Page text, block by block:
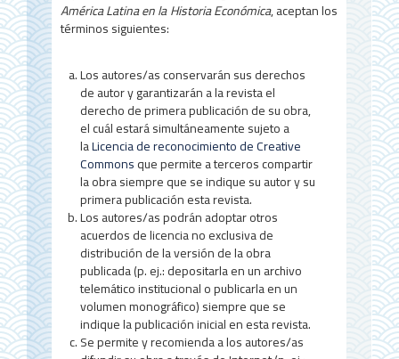
t
í
c
u
l
o
América Latina en la Historia Económica, aceptan los
términos siguientes:
Los autores/as conservarán sus derechos
de autor y garantizarán a la revista el
derecho de primera publicación de su obra,
el cuál estará simultáneamente sujeto a
laLicencia de reconocimiento de Creative
Commonsque permite a terceros compartir
la obra siempre que se indique su autor y su
primera publicación esta revista.
Los autores/as podrán adoptar otros
acuerdos de licencia no exclusiva de
distribución de la versión de la obra
publicada (p. ej.: depositarla en un archivo
telemático institucional o publicarla en un
volumen monográfico) siempre que se
indique la publicación inicial en esta revista.
Se permite y recomienda a los autores/as